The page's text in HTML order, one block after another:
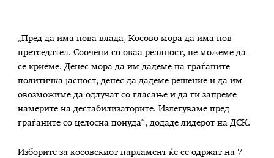
„Пред да има нова влада, Косово мора да има нов
претседател. Соочени со оваа реалност, не можеме да
се криеме. Денес мора да им дадеме на граѓаните
политичка јасност, денес да дадеме решение и да им
овозможиме да одлучат со гласање и да ги запреме
намерите на дестабилизаторите. Излегуваме пред
граѓаните со целосна понуда“, додаде лидерот на ДСК.
Изборите за косовскиот парламент ќе се одржат на 7